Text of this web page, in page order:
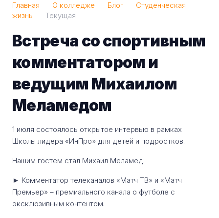
Главная О колледже Блог
Студенческая
жизнь
Текущая
Встреча со спортивным
комментатором и
ведущим Михаилом
Меламедом
1 июля состоялось открытое интервью в рамках
Школы лидера «ИнПро» для детей и подростков.
Нашим гостем стал Михаил Меламед:
► Комментатор телеканалов «Матч ТВ» и «Матч
Премьер» – премиального канала о футболе с
эксклюзивным контентом.